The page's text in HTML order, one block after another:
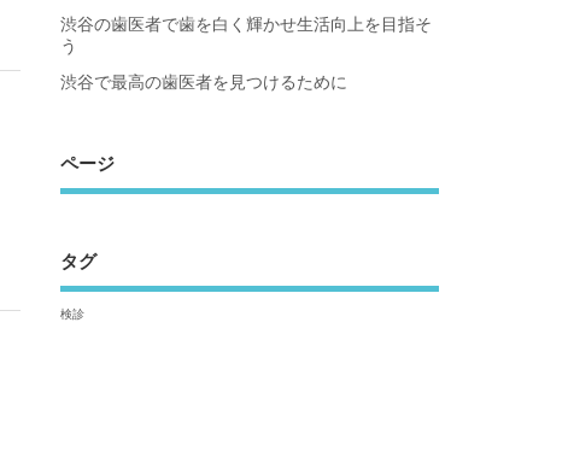
渋谷の歯医者で歯を白く輝かせ生活向上を目指そ
う
渋谷で最高の歯医者を見つけるために
ページ
タグ
検診